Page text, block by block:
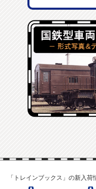
「トレインブックス」の新入